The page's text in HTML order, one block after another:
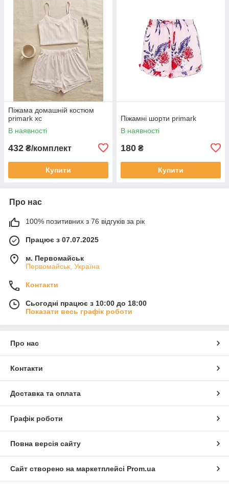
Піжама домашній костюм
primark хс
В наявності
432 ₴/комплект
Купити
Піжамні шорти primark
В наявності
180 ₴
Купити
Про нас
100% позитивних з 76 відгуків за рік
Працює з 07.07.2025
м. Первомайськ
Первомайськ, Україна
Контакти
Сьогодні працює з 10:00 до 18:00
Показати весь графік роботи
Про нас
Контакти
Доставка та оплата
Графік роботи
Повна версія сайту
Сайт створено на маркетплейсі Prom.ua